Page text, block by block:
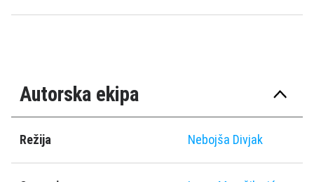
Autorska ekipa
Režija Nebojša Divjak